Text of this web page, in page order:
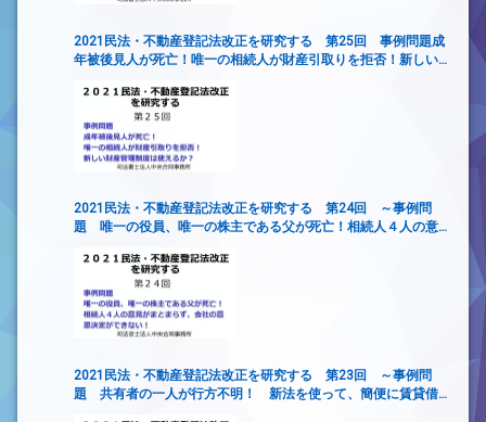
2021民法・不動産登記法改正を研究する 第25回 事例問題成
年被後見人が死亡！唯一の相続人が財産引取りを拒否！新しい
2021民法・不動産登記法改正を研究する 第24回 ～事例問
題 唯一の役員、唯一の株主である父が死亡！相続人４人の意
2021民法・不動産登記法改正を研究する 第23回 ～事例問
題 共有者の一人が行方不明！ 新法を使って、簡便に賃貸借